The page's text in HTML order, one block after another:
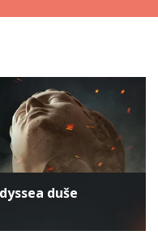
duše